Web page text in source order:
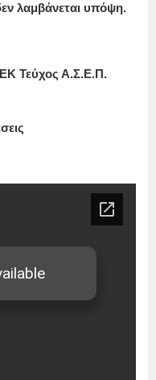
λαμβάνεται υπόψη.
Τεύχος Α.Σ.Ε.Π.